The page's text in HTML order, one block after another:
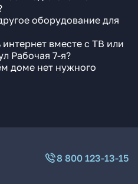
оборудование для
вместе с ТВ или
Рабочая 7-я?
доме нет нужного
8 800 123-13-15